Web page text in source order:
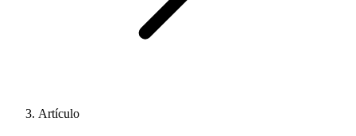
Artículo